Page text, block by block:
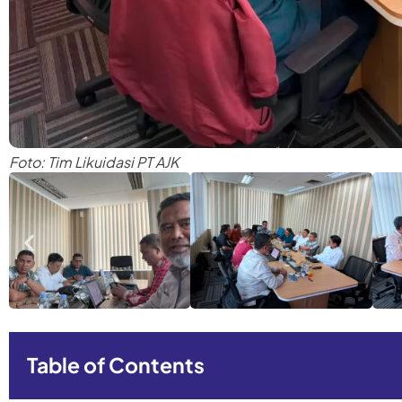
Foto: Tim Likuidasi PT AJK
Table of Contents